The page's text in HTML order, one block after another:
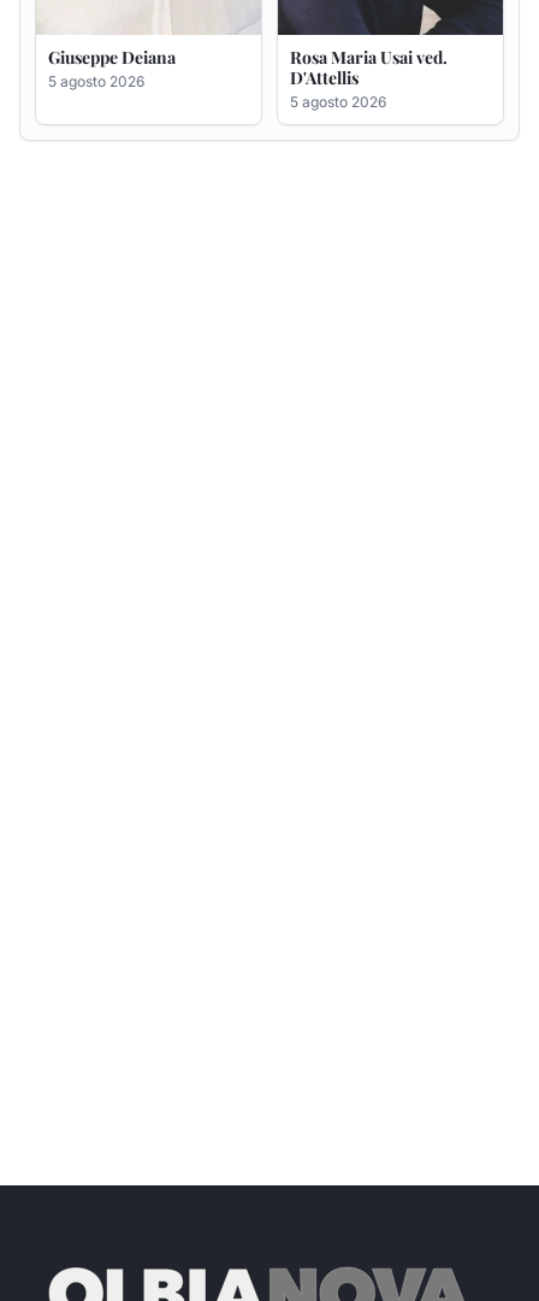
Giuseppe Deiana
5 agosto 2026
Rosa Maria Usai ved.
D'Attellis
5 agosto 2026